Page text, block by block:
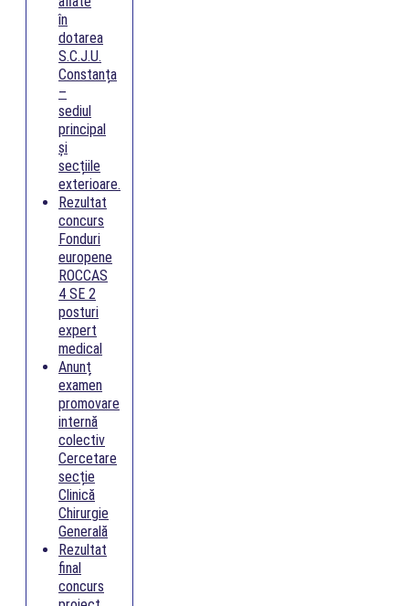
în
dotarea
S.C.J.U.
Constanța
–
sediul
principal
și
secțiile
exterioare.
Rezultat
concurs
Fonduri
europene
ROCCAS
4 SE 2
posturi
expert
medical
Anunț
examen
promovare
internă
colectiv
Cercetare
secție
Clinică
Chirurgie
Generală
Rezultat
final
concurs